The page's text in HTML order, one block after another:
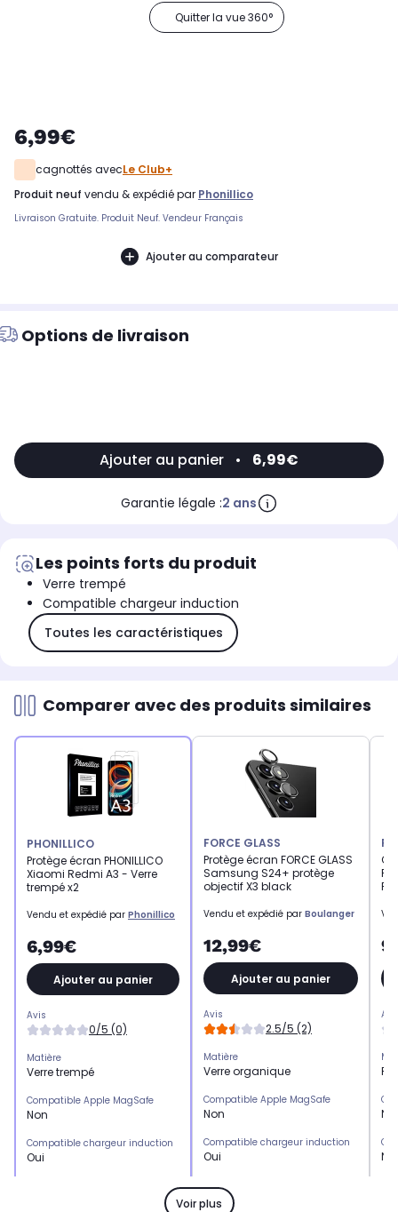
Quitter la vue 360°
6,99€
cagnottés avecLe Club+
produit neuf vendu & expédié par Phonillico
Livraison Gratuite. Produit Neuf. Vendeur Français
Ajouter au comparateur
Options de livraison
Ajouter au panier • 6,99€
Garantie légale :2 ans
Les points forts du produit
Verre trempé
Compatible chargeur induction
Toutes les caractéristiques
Comparer avec des produits similaires
PHONILLICO
Protège écran PHONILLICO
Xiaomi Redmi A3 - Verre
trempé x2
Vendu et expédié par Phonillico
6,99€
Ajouter au panier
Avis
0/5 (0)
Matière
Verre trempé
Compatible Apple MagSafe
Non
Compatible chargeur induction
Oui
FORCE GLASS
Protège écran FORCE GLASS
Samsung S24+ protège
objectif X3 black
Vendu et expédié par Boulanger
12,99€
Ajouter au panier
Avis
2.5/5 (2)
Matière
Verre organique
Compatible Apple MagSafe
Non
Compatible chargeur induction
Oui
Emplacement(s) carte(s)
Non
Voir plus